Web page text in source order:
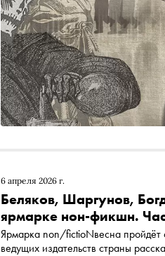
6 апреля 2026 г.
Беляков, Шаргунов,
ярмарке нон-фикшн.
Ярмарка non/fictioNвесна пройдёт
ведущих издательств страны